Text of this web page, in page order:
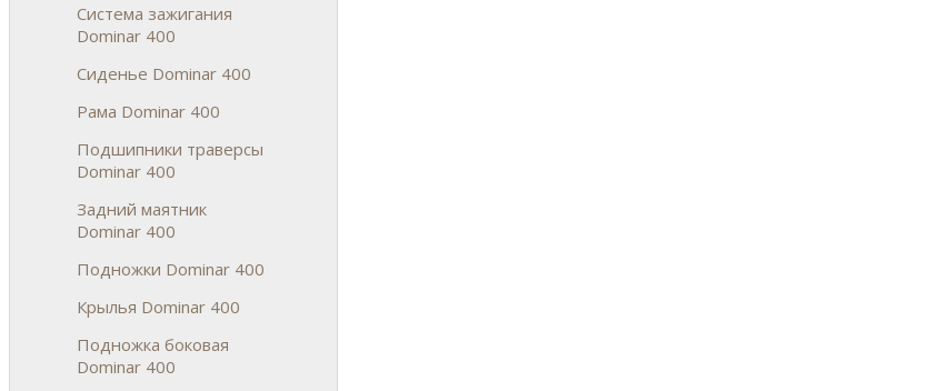
Система зажигания
Dominar 400
Сиденье Dominar 400
Рама Dominar 400
Подшипники траверсы
Dominar 400
Задний маятник
Dominar 400
Подножки Dominar 400
Крылья Dominar 400
Подножка боковая
Dominar 400